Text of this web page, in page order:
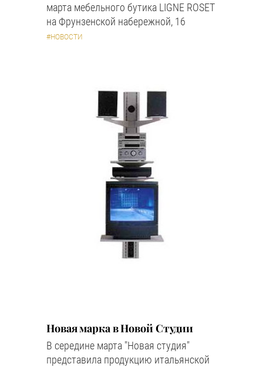
марта мебельного бутика LIGNE ROSET
на Фрунзенской набережной, 16
#НОВОСТИ
Новая марка в Новой Студии
В середине марта "Новая студия"
представила продукцию итальянской